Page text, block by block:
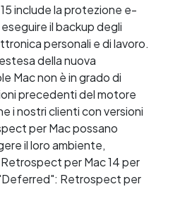
include la protezione e-
il backup degli
personali e di lavoro.
della nuova
Mac non è in grado di
precedenti del motore
i nostri clienti con versioni
per Mac possano
il loro ambiente,
per Mac 14 per
Retrospect per